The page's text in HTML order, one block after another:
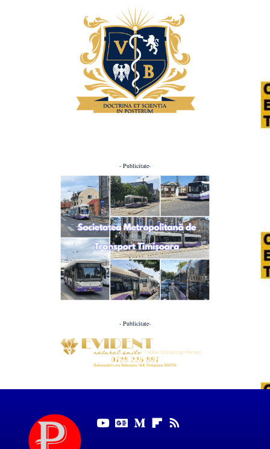
- Publicitate-
- Publicitate-